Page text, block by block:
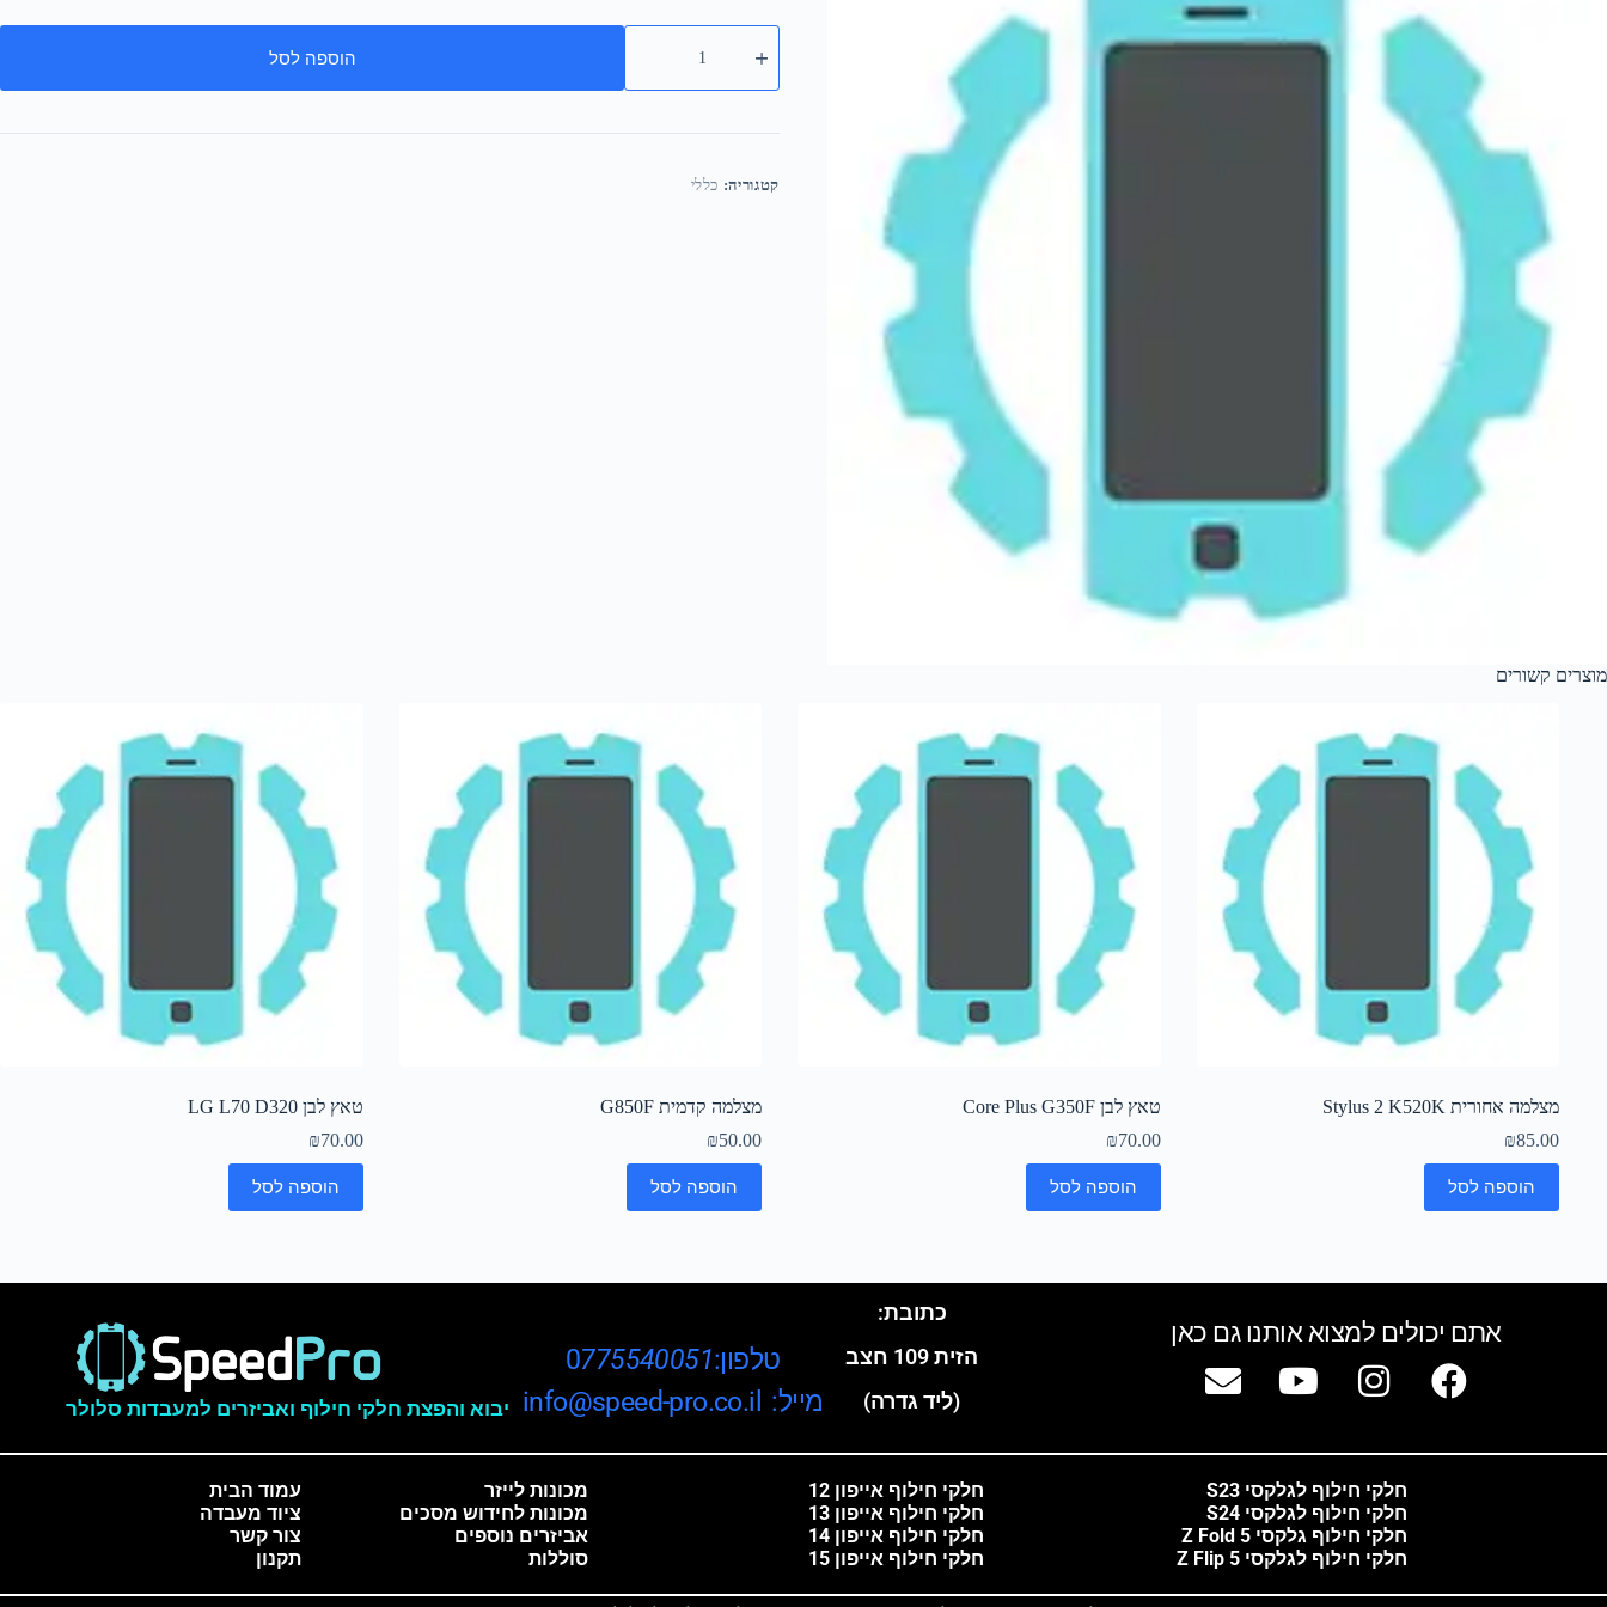
הוספה לסל
קטגוריה: כללי
מוצרים קשורים
מצלמה אחורית Stylus 2 K520K
₪85.00
הוספה לסל
טאץ לבן Core Plus G350F
₪70.00
הוספה לסל
מצלמה קדמית G850F
₪50.00
הוספה לסל
טאץ לבן LG L70 D320
₪70.00
הוספה לסל
אתם יכולים למצוא אותנו גם כאן
יבוא והפצת חלקי חילוף ואביזרים למעבדות סלולר
טלפון:0775540051
מייל: info@speed-pro.co.il
כתובת:
הזית 109 חצב
(ליד גדרה)
עמוד הבית
ציוד מעבדה
צור קשר
תקנון
מכונות לייזר
מכונות לחידוש מסכים
אביזרים נוספים
סוללות
חלקי חילוף אייפון 12
חלקי חילוף אייפון 13
חלקי חילוף אייפון 14
חלקי חילוף אייפון 15
חלקי חילוף לגלקסי S23
חלקי חילוף לגלקסי S24
חלקי חילוף גלקסי Z Fold 5
חלקי חילוף לגלקסי Z Flip 5